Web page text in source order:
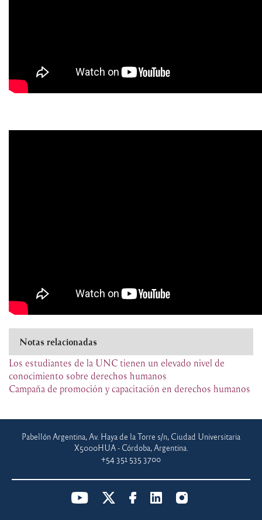
Notas relacionadas
Los estudiantes de la UNC tienen un elevado nivel de
conocimiento sobre derechos humanos
Campaña de promoción y capacitación en derechos humanos
Pabellón Argentina, Av. Haya de la Torre s/n, Ciudad Universitaria
X5000HUA - Córdoba, Argentina.
+54 351 535 3700